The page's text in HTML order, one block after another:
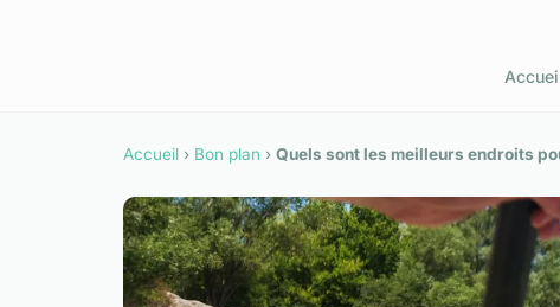
Accueil › Bon plan › Quels sont les meilleurs endroits